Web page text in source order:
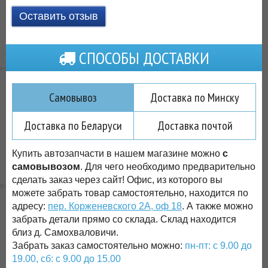
Оставить отзыв
СПОСОБЫ ДОСТАВКИ
Самовывоз
Доставка по Минску
Доставка по Беларуси
Доставка почтой
Купить автозапчасти в нашем магазине можно с
самовывозом. Для чего необходимо предварительно
сделать заказ через сайт! Офис, из которого вы
можете забрать товар самостоятельно, находится по
адресу: пер. Корженевского 2А, оф 18. А также можно
забрать детали прямо со склада. Склад находится
близ д. Самохваловичи.
Забрать заказ самостоятельно можно: пн-пт: с 9.00 до
19.00, сб: с 9.00 до 15.00